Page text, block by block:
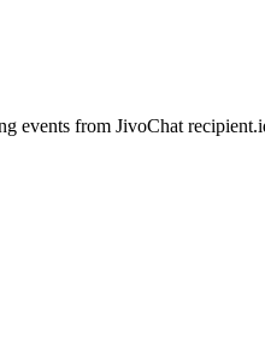
events from JivoChat